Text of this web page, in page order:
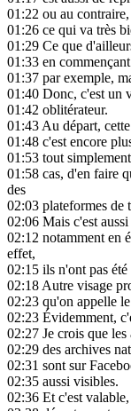
01:22 ou au
01:26 ce qui va très
01:29 Ce que
01:33 en
01:37 par exemple,
01:40 Donc, c'est un
01:42 oblitérateur.
01:43Au départ,
01:48 c'est encore
01:53 tout
01:58 cas, d'en faire
des
02:03 plateformes de
02:06 Mais c'est
02:12 notamment en
effet,
02:15 ils n'ont pas
02:18Autre visage
02:23 qu'on appelle
02:23 Évidemment,
02:27 Je crois que
02:29 des archives
02:31 sont sur
02:35 aussi visibles.
02:36 Et c'est